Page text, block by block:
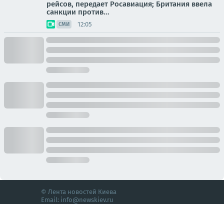
рейсов, передает Росавиация; Британия ввела
санкции против...
СМИ 12:05
© Лента новостей Киева
Email: info@newskiev.ru